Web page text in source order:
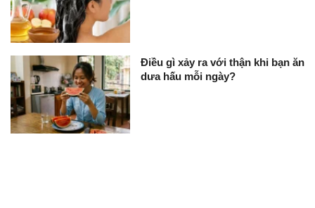
Điều gì xảy ra với thận khi bạn ăn
dưa hấu mỗi ngày?